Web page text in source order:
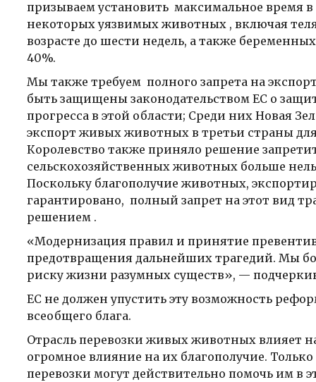
призываем установить максимальное время
некоторых уязвимых животных , включая
возрасте до шести недель, а также
40%.
Мы также требуем полного запрета на
быть защищены законодательством ЕС о
прогресса в этой области; Среди них Новая
экспорт живых животных в третьи страны
Королевство также приняло решение
сельскохозяйственных животных больше
Поскольку благополучие животных,
гарантировано, полный запрет на этот вид
решением .
«Модернизация правил и принятие
предотвращения дальнейших трагедий. Мы
риску жизни разумных существ», —
ЕС не должен упустить эту возможность
всеобщего блага.
Отрасль перевозки живых животных влияет
огромное влияние на их благополучие.
перевозки могут действительно помочь им в